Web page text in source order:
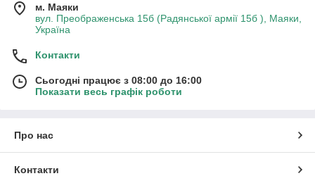
м. Маяки
вул. Преображенська 15б (Радянської армії 15б ), Маяки,
Україна
Контакти
Сьогодні працює з 08:00 до 16:00
Показати весь графік роботи
Про нас
Контакти